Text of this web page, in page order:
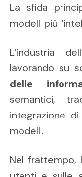
La sfida
modelli più
L’industria
lavorando su
delle
semantici,
integrazione
modelli.
Nel frattempo,